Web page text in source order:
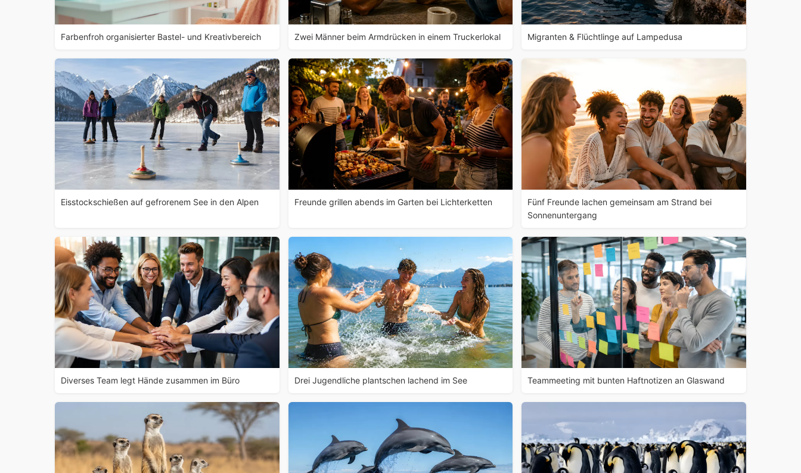
Farbenfroh organisierter Bastel- und Kreativbereich Zwei Männer beim Armdrücken in einem Truckerlokal Migranten & Flüchtlinge auf Lampedusa
Eisstockschießen auf gefrorenem See in den Alpen Freunde grillen abends im Garten bei Lichterketten
Fünf Freunde lachen gemeinsam am Strand bei
Sonnenuntergang
Diverses Team legt Hände zusammen im Büro Drei Jugendliche plantschen lachend im See Teammeeting mit bunten Haftnotizen an Glaswand